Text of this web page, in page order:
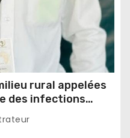
rural appelées
des infections